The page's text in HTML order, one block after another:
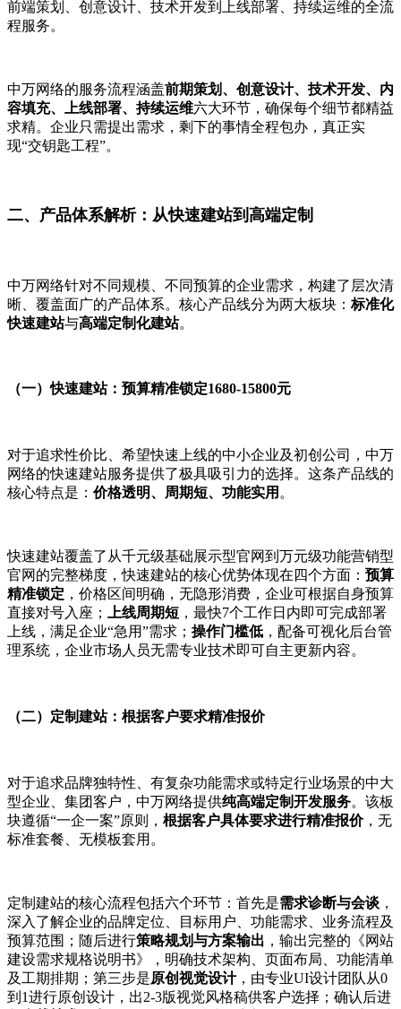
前端策划、创意设计、技术开发到上线部署、持续运维的全流
程服务。
中万网络的服务流程涵盖前期策划、创意设计、技术开发、内
容填充、上线部署、持续运维六大环节，确保每个细节都精益
求精。企业只需提出需求，剩下的事情全程包办，真正实
现“交钥匙工程”。
二、产品体系解析：从快速建站到高端定制
中万网络针对不同规模、不同预算的企业需求，构建了层次清
晰、覆盖面广的产品体系。核心产品线分为两大板块： 标准化
快速建站与高端定制化建站。
（一）快速建站：预算精准锁定1680-15800元
对于追求性价比、希望快速上线的中小企业及初创公司，中万
网络的快速建站服务提供了极具吸引力的选择。这条产品线的
核心特点是： 价格透明、周期短、功能实用 。
快速建站覆盖了从千元级基础展示型官网到万元级功能营销型
官网的完整梯度，快速建站的核心优势体现在四个方面： 预算
精准锁定 ，价格区间明确，无隐形消费，企业可根据自身预算
直接对号入座；
上线周期短 ，最快7个工作日内即可完成部署
上线，满足企业“急用”需求； 操作门槛低 ，配备可视化后台管
理系统，企业市场人员无需专业技术即可自主更新内容。
（二）定制建站：根据客户要求精准报价
对于追求品牌独特性、有复杂功能需求或特定行业场景的中大
型企业、集团客户，中万网络提供纯高端定制开发服务。该板
块遵循“一企一案”原则， 根据客户具体要求进行精准报价，无
标准套餐、无模板套用。
定制建站的核心流程包括六个环节：首先是需求诊断与会谈 ，
深入了解企业的品牌定位、目标用户、功能需求、业务流程及
预算范围；随后进行策略规划与方案输出 ，输出完整的《网站
建设需求规格说明书》，明确技术架构、页面布局、功能清单
及工期排期；第三步是原创视觉设计，由专业UI设计团队从0
到1进行原创设计，出2-3版视觉风格稿供客户选择；确认后进